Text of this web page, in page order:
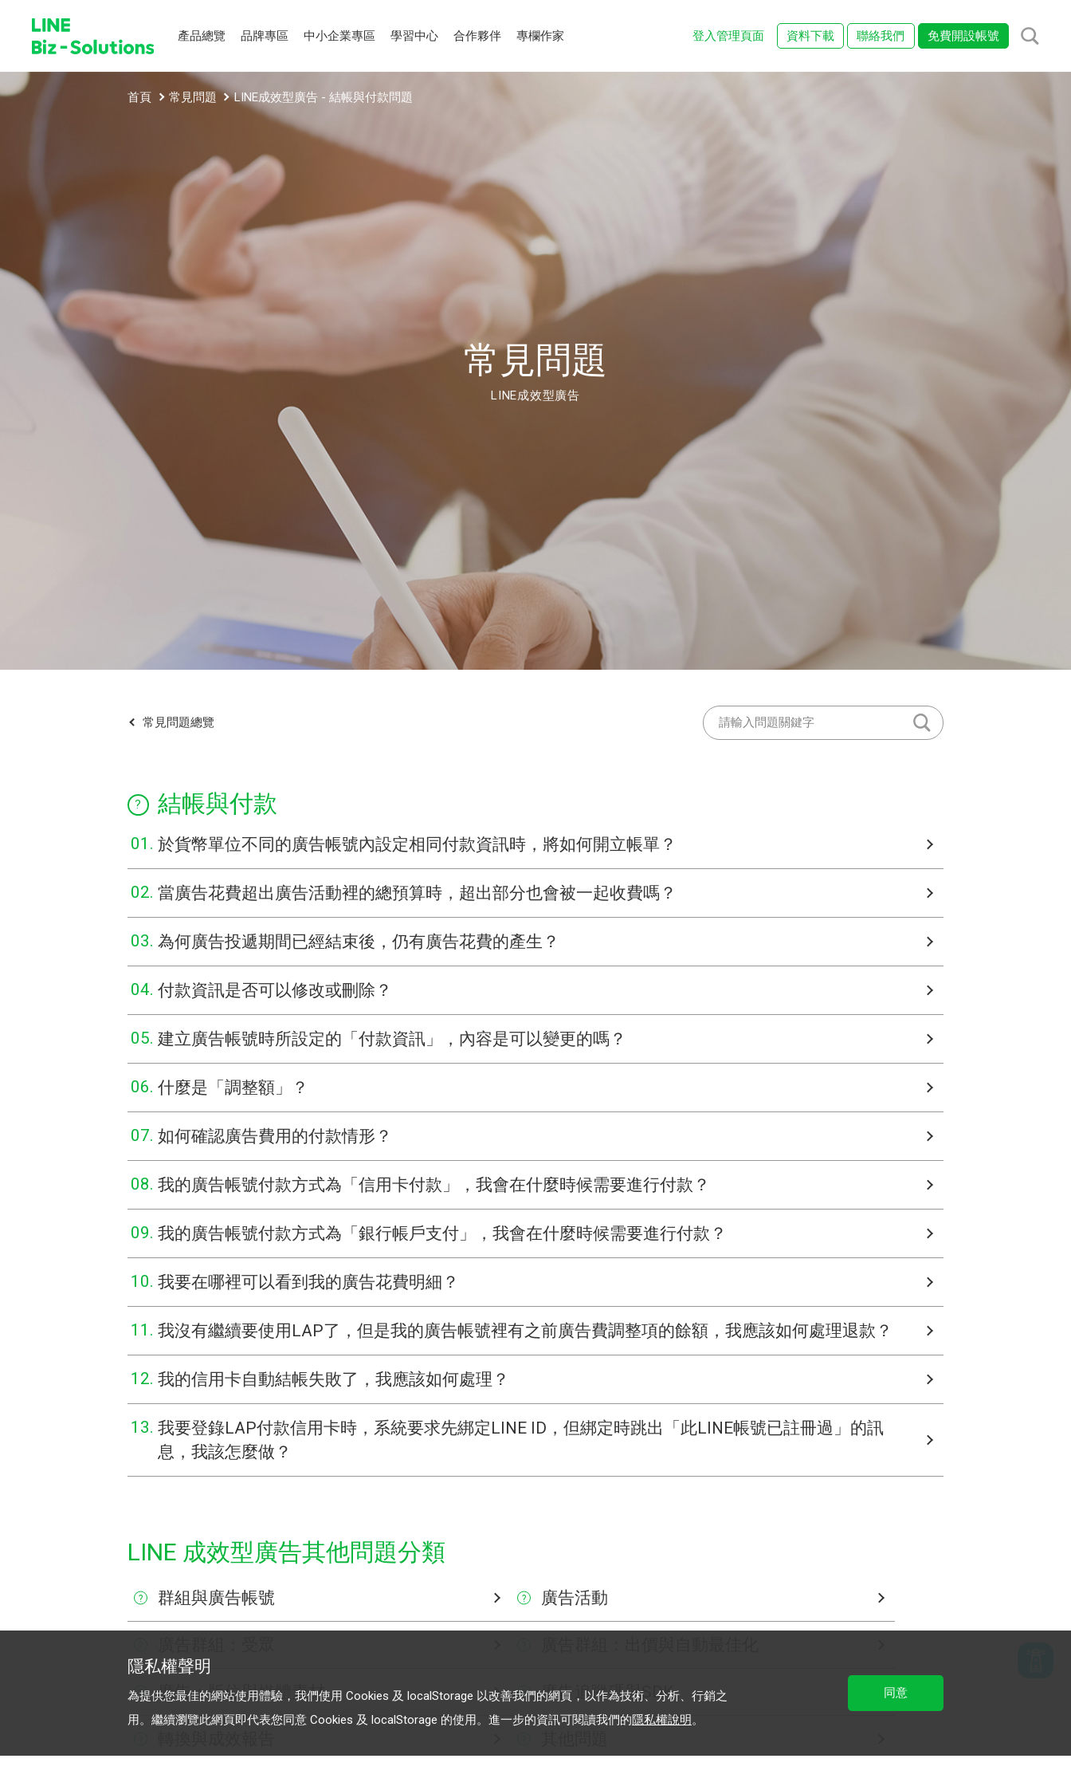
產品總覽 品牌專區 中小企業專區 學習中心 合作夥伴 專欄作家 登入管理頁面 資料下載 聯絡我們 免費開設帳號
首頁 常見問題 LINE成效型廣告 - 結帳與付款問題
常見問題
LINE成效型廣告
常見問題總覽
結帳與付款
01. 於貨幣單位不同的廣告帳號內設定相同付款資訊時，將如何開立帳單？
02. 當廣告花費超出廣告活動裡的總預算時，超出部分也會被一起收費嗎？
03. 為何廣告投遞期間已經結束後，仍有廣告花費的產生？
04. 付款資訊是否可以修改或刪除？
05. 建立廣告帳號時所設定的「付款資訊」，內容是可以變更的嗎？
06. 什麼是「調整額」？
07. 如何確認廣告費用的付款情形？
08. 我的廣告帳號付款方式為「信用卡付款」，我會在什麼時候需要進行付款？
09. 我的廣告帳號付款方式為「銀行帳戶支付」，我會在什麼時候需要進行付款？
10. 我要在哪裡可以看到我的廣告花費明細？
11. 我沒有繼續要使用LAP了，但是我的廣告帳號裡有之前廣告費調整項的餘額，我應該如何處理退款？
12. 我的信用卡自動結帳失敗了，我應該如何處理？
13. 我要登錄LAP付款信用卡時，系統要求先綁定LINE ID，但綁定時跳出「此LINE帳號已註冊過」的訊
息，我該怎麼做？
LINE 成效型廣告其他問題分類
? 群組與廣告帳號 ? 廣告活動
? 廣告：版位與媒體素材 ? 廣告追蹤碼與SDK
隱私權聲明
為提供您最佳的網站使用體驗，我們使用 Cookies 及 localStorage 以改善我們的網頁，以作為技術、分析、行銷之
用。繼續瀏覽此網頁即代表您同意 Cookies 及 localStorage 的使用。進一步的資訊可閱讀我們的隱私權說明。
同意